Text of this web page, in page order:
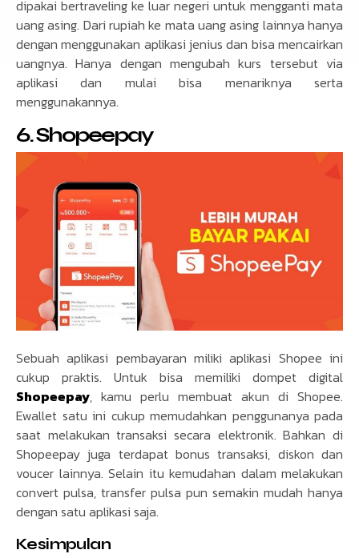
dipakai bertraveling ke luar negeri untuk mengganti mata
uang asing. Dari rupiah ke mata uang asing lainnya hanya
dengan menggunakan aplikasi jenius dan bisa mencairkan
uangnya. Hanya dengan mengubah kurs tersebut via
aplikasi dan mulai bisa menariknya serta
menggunakannya.
6.Shopeepay
Sebuah aplikasi pembayaran miliki aplikasi Shopee ini
cukup praktis. Untuk bisa memiliki dompet digital
Shopeepay, kamu perlu membuat akun di Shopee.
Ewallet satu ini cukup memudahkan penggunanya pada
saat melakukan transaksi secara elektronik. Bahkan di
Shopeepay juga terdapat bonus transaksi, diskon dan
voucer lainnya. Selain itu kemudahan dalam melakukan
convert pulsa, transfer pulsa pun semakin mudah hanya
dengan satu aplikasi saja.
Kesimpulan